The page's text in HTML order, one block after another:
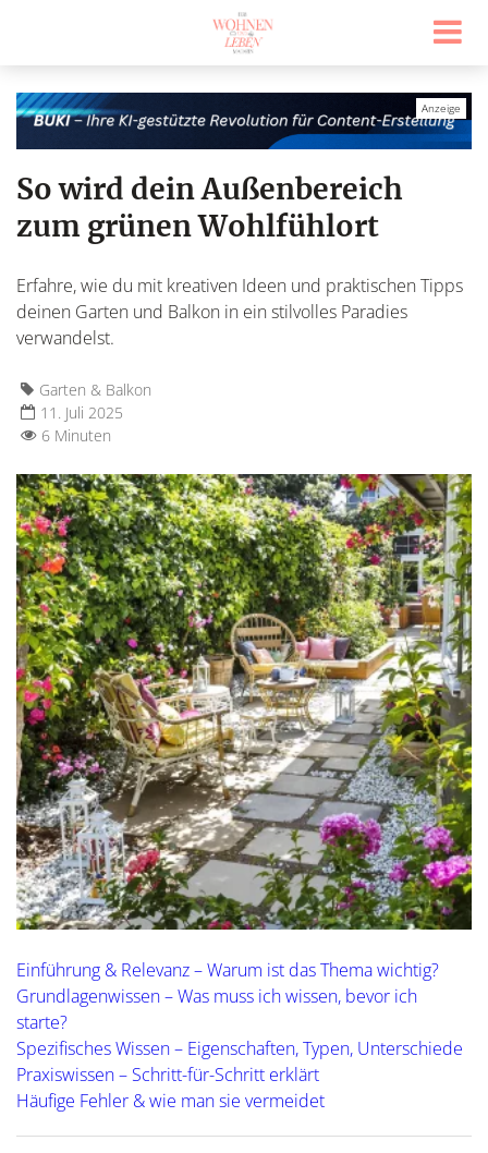
So wird dein Außenbereich
zum grünen Wohlfühlort
Erfahre, wie du mit kreativen Ideen und praktischen Tipps
deinen Garten und Balkon in ein stilvolles Paradies
verwandelst.
Garten & Balkon
11. Juli 2025
6 Minuten
Einführung & Relevanz – Warum ist das Thema wichtig?
Grundlagenwissen – Was muss ich wissen, bevor ich
starte?
Spezifisches Wissen – Eigenschaften, Typen, Unterschiede
Praxiswissen – Schritt-für-Schritt erklärt
Häufige Fehler & wie man sie vermeidet